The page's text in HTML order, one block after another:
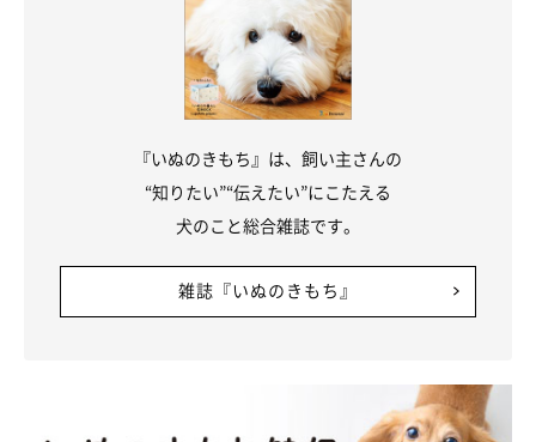
『いぬのきもち』は、飼い主さんの
“知りたい”“伝えたい”にこたえる
犬のこと総合雑誌です。
雑誌『いぬのきもち』